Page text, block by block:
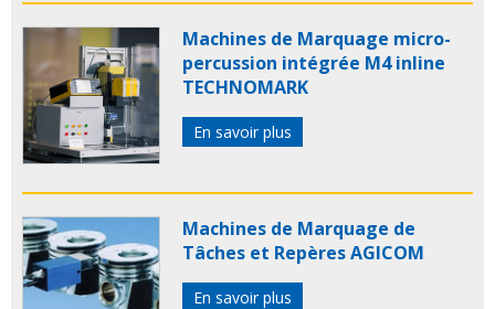
Machines de Marquage micro-
percussion intégrée M4 inline
TECHNOMARK
En savoir plus
Machines de Marquage de
Tâches et Repères AGICOM
En savoir plus